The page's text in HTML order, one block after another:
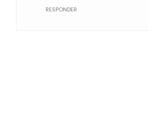
RESPONDER